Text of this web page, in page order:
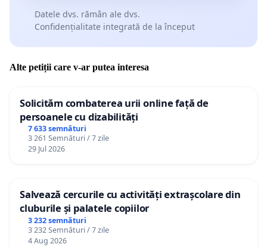
Datele dvs. rămân ale dvs.
Confidențialitate integrată de la început
Alte petiții care v-ar putea interesa
Solicităm combaterea urii online față de
persoanele cu dizabilități
7 633 semnături
3 261 Semnături / 7 zile
29 Jul 2026
Salvează cercurile cu activități extrașcolare din
cluburile și palatele copiilor
3 232 semnături
3 232 Semnături / 7 zile
4 Aug 2026